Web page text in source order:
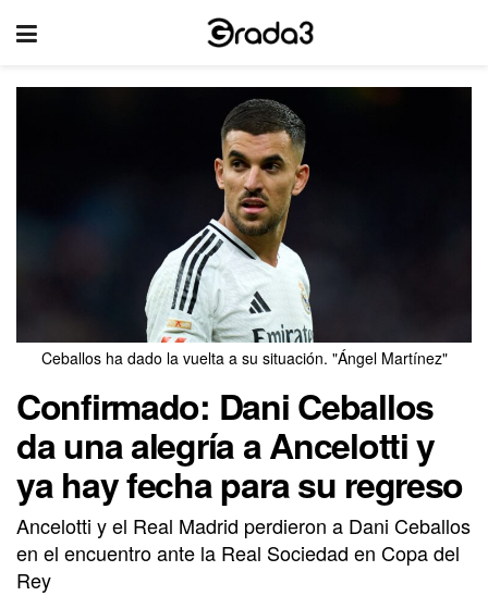
Ceballos ha dado la vuelta a su situación. "Ángel Martínez"
Confirmado: Dani Ceballos
da una alegría a Ancelotti y
ya hay fecha para su regreso
Ancelotti y el Real Madrid perdieron a Dani Ceballos
en el encuentro ante la Real Sociedad en Copa del
Rey